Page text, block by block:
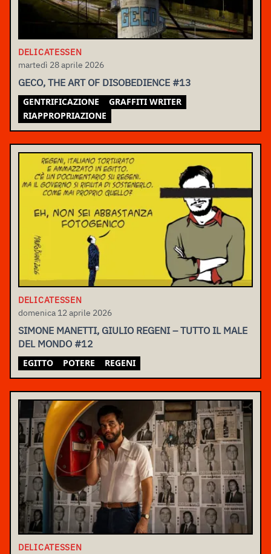
DELICATESSEN
martedì 28 aprile 2026
GECO, THE ART OF DISOBEDIENCE #13
GENTRIFICAZIONE
GRAFFITI WRITER
RIAPPROPRIAZIONE
DELICATESSEN
domenica 12 aprile 2026
SIMONE MANETTI, GIULIO REGENI – TUTTO IL MALE
DEL MONDO #12
EGITTO POTERE REGENI
DELICATESSEN